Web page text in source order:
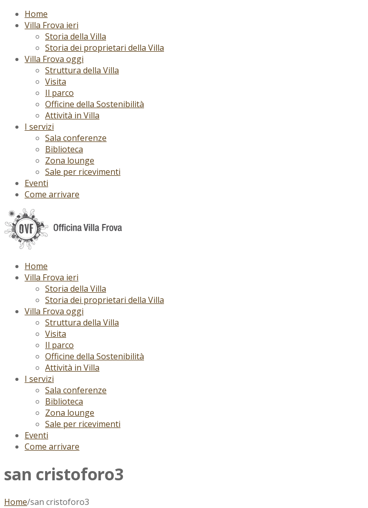
Home
Villa Frova ieri
Storia della Villa
Storia dei proprietari della Villa
Villa Frova oggi
Struttura della Villa
Visita
Il parco
Officine della Sostenibilità
Attività in Villa
I servizi
Sala conferenze
Biblioteca
Zona lounge
Sale per ricevimenti
Eventi
Come arrivare
Home
Villa Frova ieri
Storia della Villa
Storia dei proprietari della Villa
Villa Frova oggi
Struttura della Villa
Visita
Il parco
Officine della Sostenibilità
Attività in Villa
I servizi
Sala conferenze
Biblioteca
Zona lounge
Sale per ricevimenti
Eventi
Come arrivare
san cristoforo3
Home/san cristoforo3